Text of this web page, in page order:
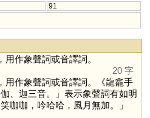
91
用作象聲詞或音譯詞。
20 字
用作象聲詞或音譯詞。《龍龕手
、迦三音。」表示象聲詞有如明
咖咖，吟哈哈，風月無加。」